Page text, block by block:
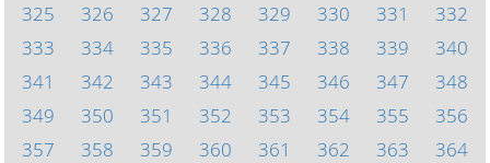
325
326 327 328 329 330 331
332
333
334 335 336 337 338 339
340
341
342 343 344 345 346 347
348
349
350 351 352 353 354 355
356
357
358 359 360 361 362 363 364